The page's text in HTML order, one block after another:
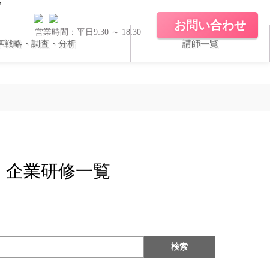
営業時間：平日9:30 ～ 18:30
お問い合わせ
戦略・調査・分析 講師一覧
コラム
業研修一覧
検索